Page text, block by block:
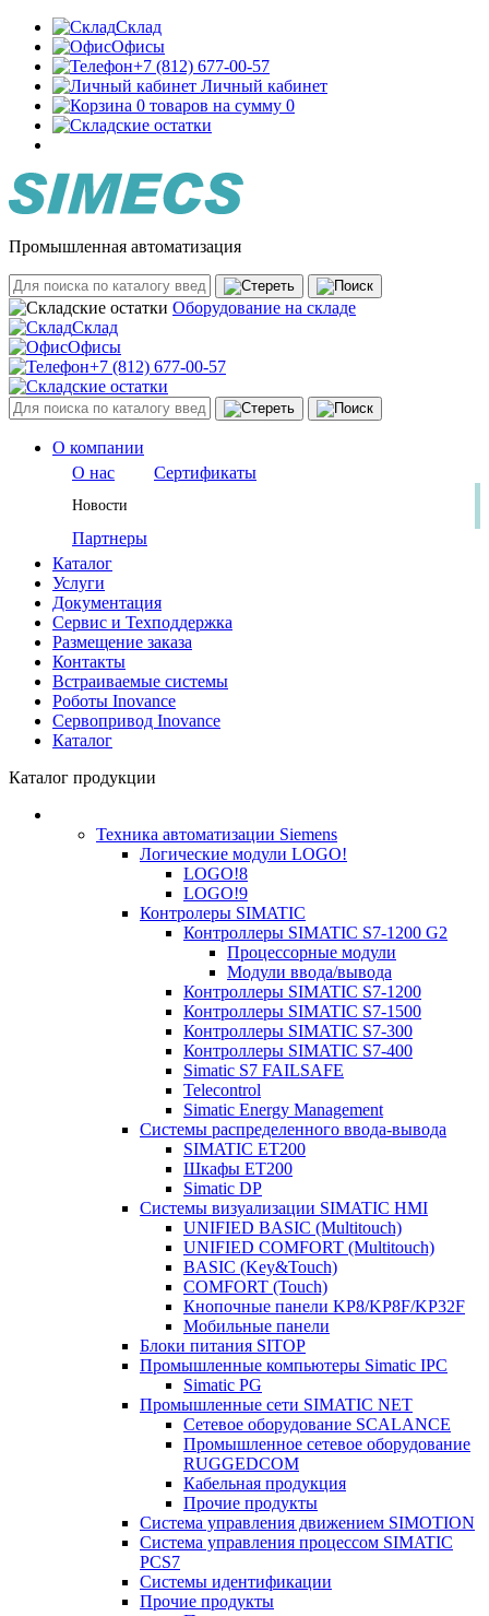
Склад
Офисы
+7 (812) 677-00-57
Личный кабинет
0 товаров на сумму 0
Промышленная автоматизация
Оборудование на складе
Склад
Офисы
+7 (812) 677-00-57
О компании
О нас
Сертификаты
Новости
Партнеры
Каталог
Услуги
Документация
Сервис и Техподдержка
Размещение заказа
Контакты
Встраиваемые системы
Роботы Inovance
Сервопривод Inovance
Каталог
Каталог продукции
Техника автоматизации Siemens
Логические модули LOGO!
LOGO!8
LOGO!9
Контролеры SIMATIC
Контроллеры SIMATIC S7-1200 G2
Процессорные модули
Модули ввода/вывода
Контроллеры SIMATIC S7-1200
Контроллеры SIMATIC S7-1500
Контроллеры SIMATIC S7-300
Контроллеры SIMATIC S7-400
Simatic S7 FAILSAFE
Telecontrol
Simatic Energy Management
Системы распределенного ввода-вывода
SIMATIC ET200
Шкафы ET200
Simatic DP
Системы визуализации SIMATIC HMI
UNIFIED BASIC (Multitouch)
UNIFIED COMFORT (Multitouch)
BASIC (Key&Touch)
COMFORT (Touch)
Кнопочные панели KP8/KP8F/KP32F
Мобильные панели
Блоки питания SITOP
Промышленные компьютеры Simatic IPC
Simatic PG
Промышленные сети SIMATIC NET
Сетевое оборудование SCALANCE
Промышленное сетевое оборудование
RUGGEDCOM
Кабельная продукция
Прочие продукты
Система управления движением SIMOTION
Система управления процессом SIMATIC
PCS7
Системы идентификации
Прочие продукты